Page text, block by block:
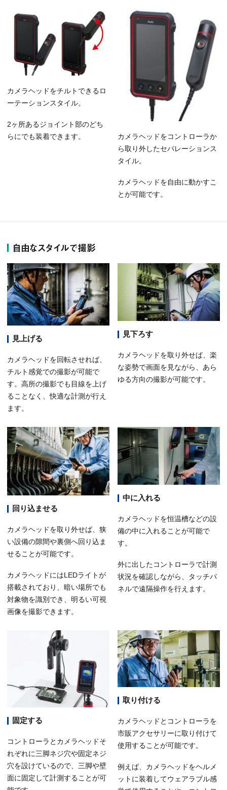
カメラヘッドをチルトできるロ
ーテーションスタイル。
2ヶ所あるジョイント部のどち
らにでも装着できます。
カメラヘッドをコントローラか
ら取り外したセパレーションス
タイル。
カメラヘッドを自由に動かすこ
とが可能です。
自由なスタイルで撮影
見上げる
カメラヘッドを回転させれば、
チルト感覚での撮影が可能で
す。高所の撮影でも目線を上げ
ることなく、快適な計測が行え
ます。
見下ろす
カメラヘッドを取り外せば、楽
な姿勢で画面を見ながら、あら
ゆる方向の撮影が可能です。
回り込ませる
カメラヘッドを取り外せば、狭
い設備の隙間や裏側へ回り込ま
せることが可能です。
カメラヘッドにはLEDライトが
搭載されており、暗い場所でも
対象物を識別でき、明るい可視
画像を撮影できます。
中に入れる
カメラヘッドを恒温槽などの設
備の中に入れることが可能で
す。
外に出したコントローラで計測
状況を確認しながら、タッチパ
ネルで遠隔操作を行えます。
固定する
コントローラとカメラヘッドそ
れぞれに三脚ネジ穴や固定ネジ
穴を設けているので、三脚や壁
面に固定して計測することが可
取り付ける
カメラヘッドとコントローラを
市販アクセサリーに取り付けて
使用することが可能です。
例えば、カメラヘッドをヘルメ
ットに装着してウェアラブル感